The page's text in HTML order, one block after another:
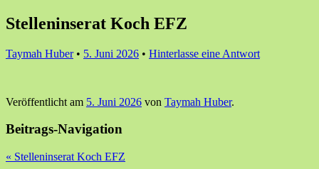
Stelleninserat Koch EFZ
Taymah Huber • 5. Juni 2026 • Hinterlasse eine Antwort
Veröffentlicht am 5. Juni 2026 von Taymah Huber.
Beitrags-Navigation
« Stelleninserat Koch EFZ